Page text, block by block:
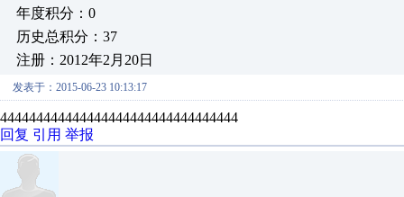
年度积分：0
历史总积分：37
注册：2012年2月20日
发表于：2015-06-23 10:13:17
444444444444444444444444444444444
回复 引用 举报